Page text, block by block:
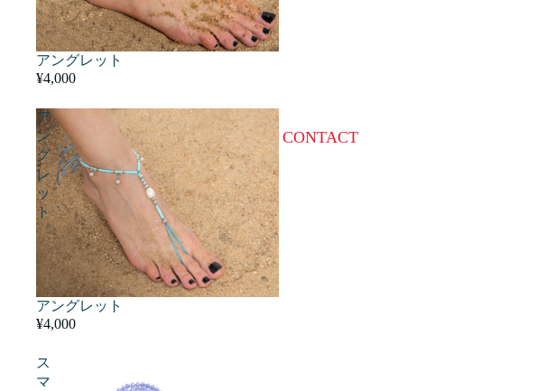
CONTACT
アングレット
¥4,000
ア
ン
グ
レ
ッ
ト
アングレット
¥4,000
ス
マ